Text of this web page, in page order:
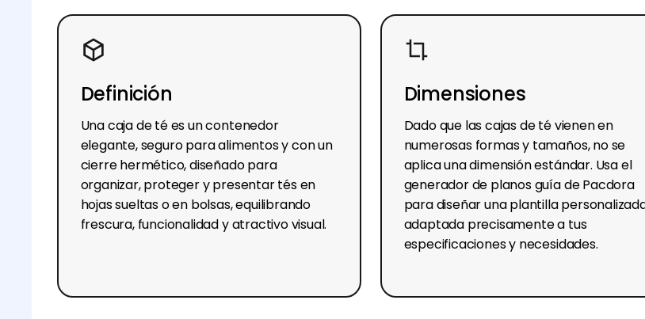
Definición
Una caja de té es un contenedor
elegante, seguro para alimentos y con un
cierre hermético, diseñado para
organizar, proteger y presentar tés en
hojas sueltas o en bolsas, equilibrando
frescura, funcionalidad y atractivo visual.
Dimensiones
Dado que las cajas de té vienen en
numerosas formas y tamaños, no se
aplica una dimensión estándar. Usa el
generador de planos guía de Pacdora
para diseñar una plantilla
adaptada precisamente a tus
especificaciones y necesidades.